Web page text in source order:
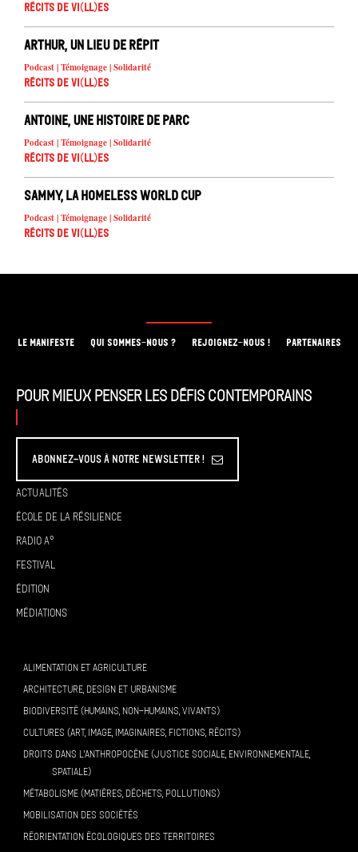
Récits de Vi(ll)es
Arthur, Un lieu de répit
Podcast | Témoignage | Solidarité
Récits de Vi(ll)es
Antoine, une histoire de parc
Podcast | Témoignage | Solidarité
Récits de Vi(ll)es
Sammy, La Homeless World Cup
Podcast | Témoignage | Solidarité
Récits de Vi(ll)es
LE MANIFESTE QUI SOMMES-NOUS ? REJOIGNEZ-NOUS ! PARTENAIRES
Pour mieux penser les défis contemporains
Abonnez-vous à Notre Newsletter !
Actualités
École de la résilience
Radio A°
Festival
Édition
Médiations
ALIMENTATION ET AGRICULTURE
ARCHITECTURE, DESIGN ET URBANISME
BIODIVERSITÉ (HUMAINS, NON-HUMAINS, VIVANTS)
CULTURES (ART, IMAGE, IMAGINAIRES, FICTIONS, RÉCITS)
DROITS DANS L’ANTHROPOCÈNE (JUSTICE SOCIALE, ENVIRONNEMENTALE,
SPATIALE)
MÉTABOLISME (MATIÈRES, DÉCHETS, POLLUTIONS)
MOBILISATION DES SOCIÉTÉS
RÉORIENTATION ÉCOLOGIQUES DES TERRITOIRES